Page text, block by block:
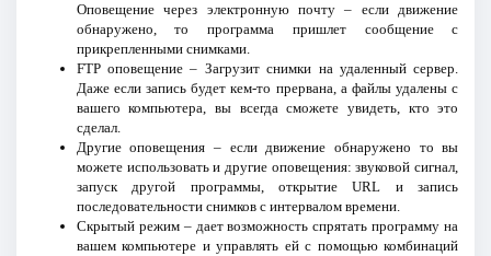
Оповещение через электронную почту – если движение
обнаружено, то программа пришлет сообщение с
прикрепленными снимками.
FTP оповещение – Загрузит снимки на удаленный сервер.
Даже если запись будет кем-то прервана, а файлы удалены с
вашего компьютера, вы всегда сможете увидеть, кто это
сделал.
Другие оповещения – если движение обнаружено то вы
можете использовать и другие оповещения: звуковой сигнал,
запуск другой программы, открытие URL и запись
последовательности снимков с интервалом времени.
Скрытый режим – дает возможность спрятать программу на
вашем компьютере и управлять ей с помощью комбинаций